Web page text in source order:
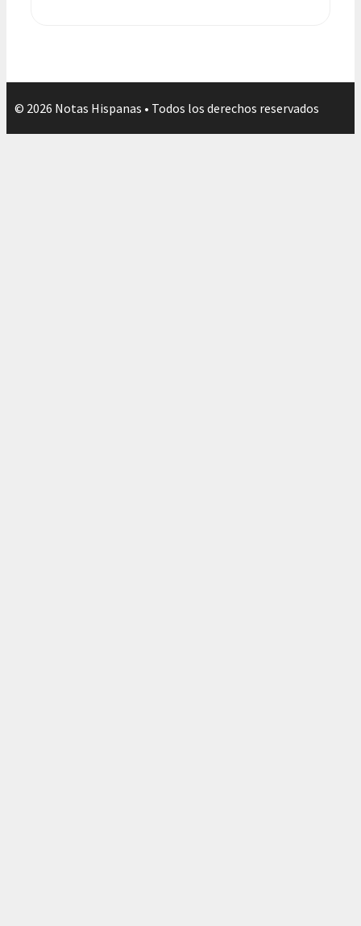
© 2026 Notas Hispanas • Todos los derechos reservados